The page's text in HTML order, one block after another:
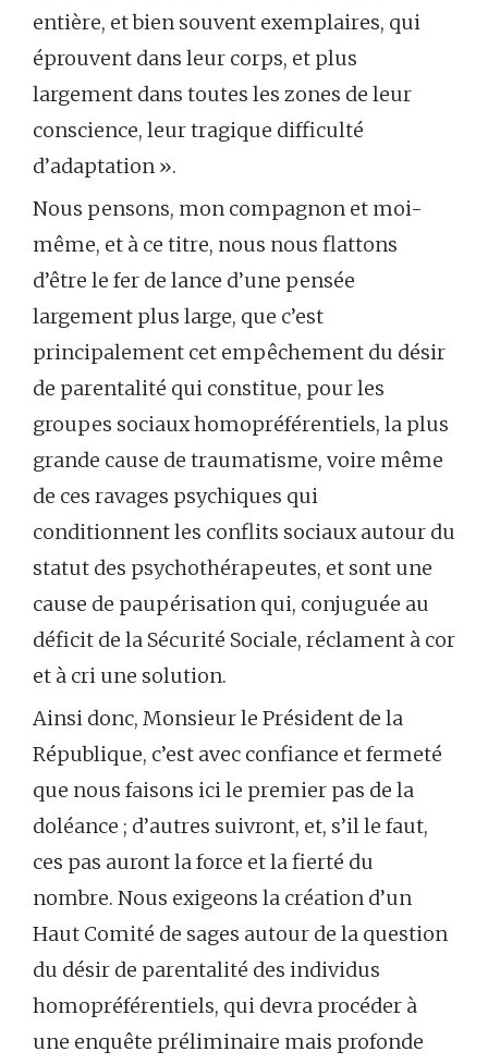
entière, et bien souvent exemplaires, qui
éprouvent dans leur corps, et plus
largement dans toutes les zones de leur
conscience, leur tragique difficulté
d’adaptation ».
Nous pensons, mon compagnon et moi-
même, et à ce titre, nous nous flattons
d’être le fer de lance d’une pensée
largement plus large, que c’est
principalement cet empêchement du désir
de parentalité qui constitue, pour les
groupes sociaux homopréférentiels, la plus
grande cause de traumatisme, voire même
de ces ravages psychiques qui
conditionnent les conflits sociaux autour du
statut des psychothérapeutes, et sont une
cause de paupérisation qui, conjuguée au
déficit de la Sécurité Sociale, réclament à cor
et à cri une solution.
Ainsi donc, Monsieur le Président de la
République, c’est avec confiance et fermeté
que nous faisons ici le premier pas de la
doléance ; d’autres suivront, et, s’il le faut,
ces pas auront la force et la fierté du
nombre. Nous exigeons la création d’un
Haut Comité de sages autour de la question
du désir de parentalité des individus
homopréférentiels, qui devra procéder à
une enquête préliminaire mais profonde